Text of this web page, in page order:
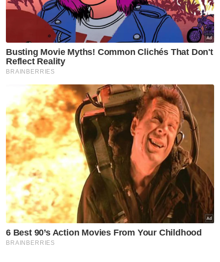
PRN Johor
BN tampil calon miliki kekuatan
tersendiri: Nur Jazlan
yang banyak cakap
PRN Johor
'UMNO perlu bijak selesaikan
isu cadangan MB Johor selain
Hasni'
PRN Johor
Hasni cadang pilih orang muda
pimpin Johor